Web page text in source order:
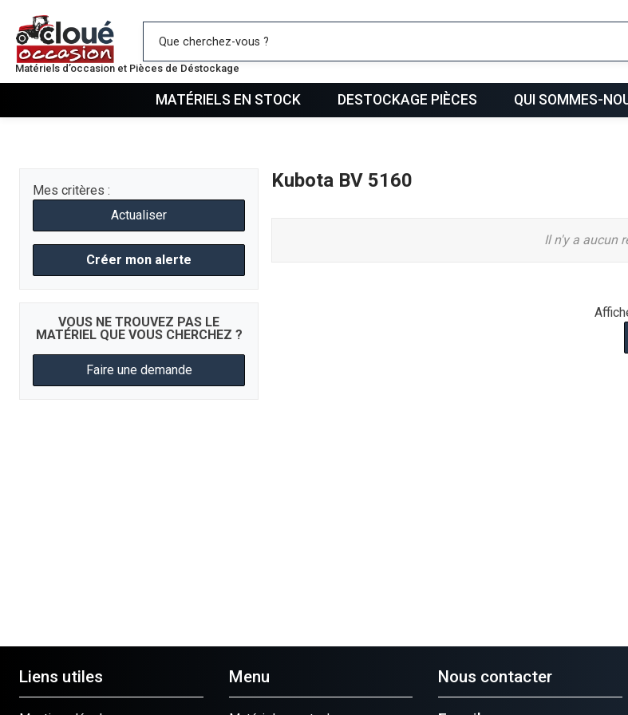
Matériels d’occasion et Pièces de Déstockage
Mes favoris
MATÉRIELS EN STOCK DESTOCKAGE PIÈCES QUI SOMMES-
Mes critères :
Actualiser
Créer mon alerte
VOUS NE TROUVEZ PAS LE
MATÉRIEL QUE VOUS CHERCHEZ ?
Faire une demande
Kubota BV 5160
Il n'y a aucun
Liens utiles Menu Nous contacter